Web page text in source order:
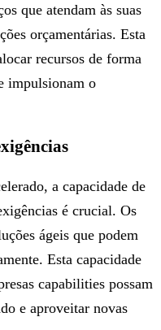
que atendam às suas
orçamentárias. Esta
recursos de forma
impulsionam o
a capacidade de
é crucial. Os
ágeis que podem
Esta capacidade
capabilities possam
e aproveitar novas